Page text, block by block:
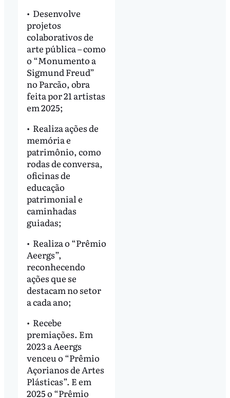
•⁠ ⁠Desenvolve
projetos
colaborativos de
arte pública – como
o “Monumento a
Sigmund Freud”
no Parcão, obra
feita por 21 artistas
em 2025;
•⁠ ⁠Realiza ações de
memória e
patrimônio, como
rodas de conversa,
oficinas de
educação
patrimonial e
caminhadas
guiadas;
•⁠ ⁠Realiza o “Prêmio
Aeergs”,
reconhecendo
ações que se
destacam no setor
a cada ano;
•⁠ ⁠Recebe
premiações. Em
2023 a Aeergs
venceu o “Prêmio
Açorianos de Artes
Plásticas”. E em
2025 o “Prêmio